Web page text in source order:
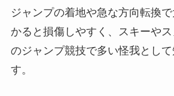
ジャンプの着地や急な方向転換
かると損傷しやすく、スキーや
のジャンプ競技で多い怪我として
す。